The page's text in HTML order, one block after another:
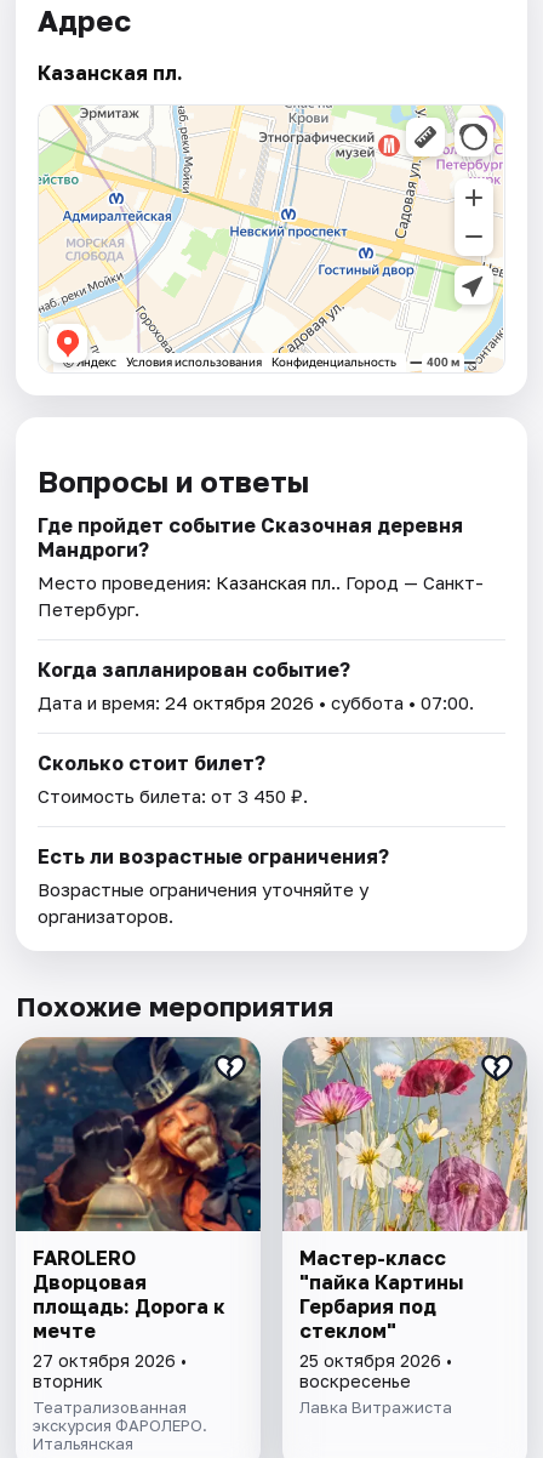
Адрес
Казанская пл.
Вопросы и ответы
Где пройдет событие Сказочная деревня
Мандроги?
Место проведения: Казанская пл.. Город — Санкт-
Петербург.
Когда запланирован событие?
Дата и время:24 октября 2026 • суббота • 07:00.
Сколько стоит билет?
Стоимость билета: от 3 450 ₽.
Есть ли возрастные ограничения?
Возрастные ограничения уточняйте у
организаторов.
Похожие мероприятия
FAROLERO
Дворцовая
площадь: Дорога к
мечте
27 октября 2026 •
вторник
Театрализованная
экскурсия ФАРОЛЕРО.
Итальянская
Мастер-класс
"пайка Картины
Гербария под
стеклом"
25 октября 2026 •
воскресенье
Лавка Витражиста